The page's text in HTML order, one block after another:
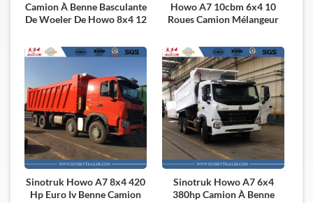
Camion À Benne Basculante
De Woeler De Howo 8x4 12
420hp À Vendre
Howo A7 10cbm 6x4 10
Roues Camion Mélangeur
Moteur
Sinotruk Howo A7 8x4 420
Hp Euro Iv Benne Camion
Sinotruk Howo A7 6x4
380hp Camion À Benne